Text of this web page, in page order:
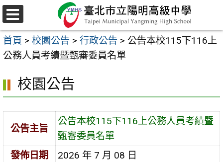
跳
至
主
要
容
區
選
單
首頁 > 校園公告 > 行政公告 > 公告本校115下116上
公務人員考績暨甄審委員名單
校園公告
公告主旨
公告本校115下116上公務人員考績暨
甄審委員名單
發佈日期
2026 年 7 月 08 日